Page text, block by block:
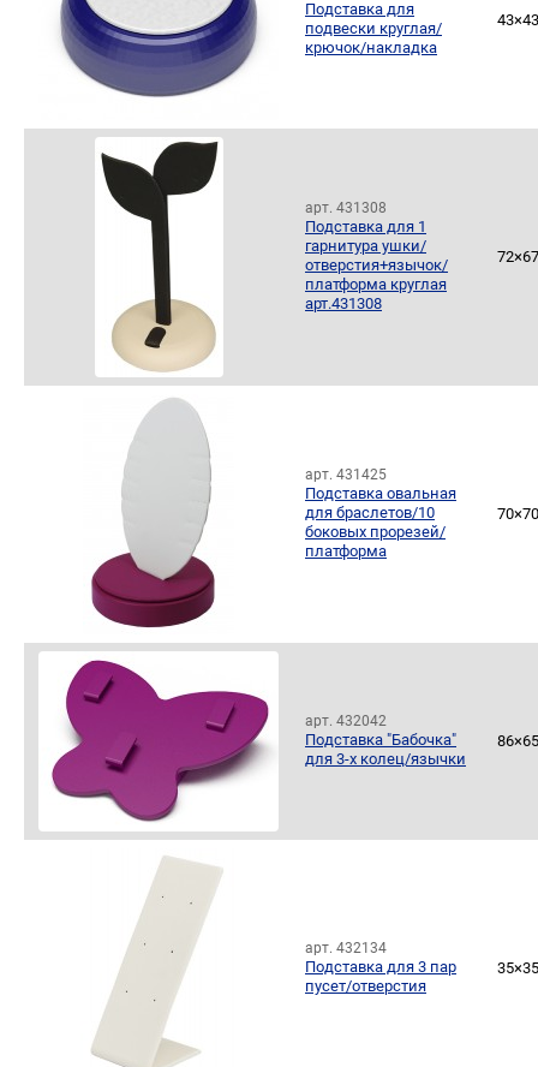
Подставка для
подвески круглая/
крючок/накладка
арт. 431308
Подставка для 1
гарнитура ушки/
отверстия+язычок/
платформа круглая
арт.431308
арт. 431425
Подставка овальная
для браслетов/10
боковых прорезей/
платформа
арт. 432042
Подставка "Бабочка"
для 3-х колец/язычки
арт. 432134
Подставка для 3 пар
пусет/отверстия